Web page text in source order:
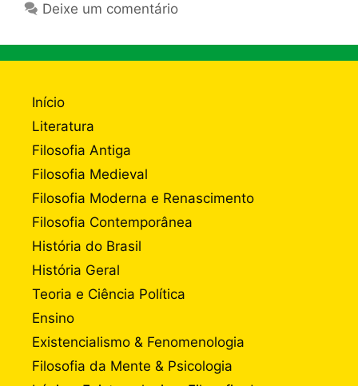
Deixe um comentário
Início
Literatura
Filosofia Antiga
Filosofia Medieval
Filosofia Moderna e Renascimento
Filosofia Contemporânea
História do Brasil
História Geral
Teoria e Ciência Política
Ensino
Existencialismo & Fenomenologia
Filosofia da Mente & Psicologia